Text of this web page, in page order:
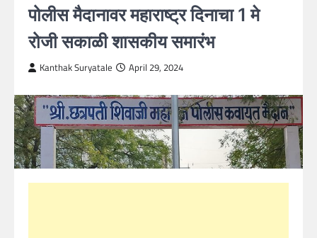
पोलीस मैदानावर महाराष्ट्र दिनाचा 1 मे
रोजी सकाळी शासकीय समारंभ
Kanthak Suryatale April 29, 2024